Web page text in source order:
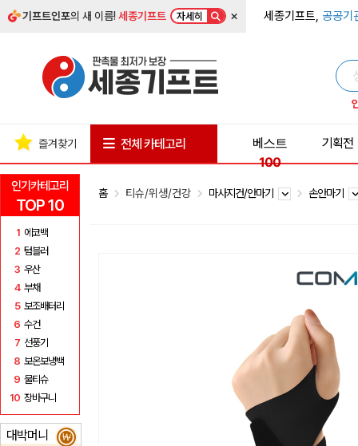
기프트인포의 새 이름!세종기프트 자세히 × 세종기프트, 공공기
인기카테고리
TOP 10
1 에코백
2 텀블러
3 우산
4 부채
5 보조배터리
6 수건
7 선풍기
8 보온보냉백
9 물티슈
10 장바구니
대박머니 ₩
즐겨찾기 전체 카테고리
베스트
100
기획전
홈 티슈/위생/건강 마사지건/안마기 손안마기